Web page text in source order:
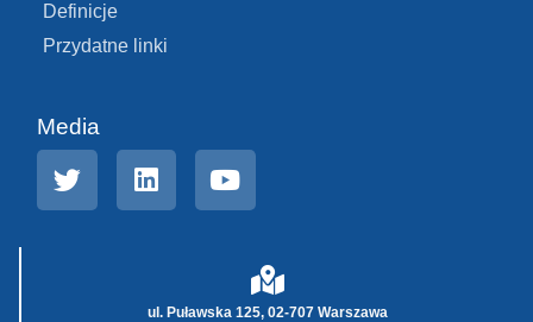
Definicje
Przydatne linki
Media
ul. Puławska 125, 02-707 Warszawa